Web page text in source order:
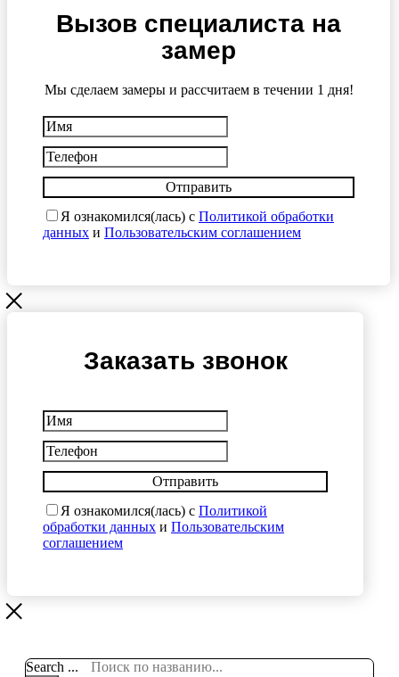
Вызов специалиста на
замер
Мы сделаем замеры и рассчитаем в течении 1 дня!
Отправить
Я ознакомился(лась) с Политикой обработки
данных и Пользовательским соглашением
Заказать звонок
Отправить
Я ознакомился(лась) с Политикой
обработки данных и Пользовательским
соглашением
Search ...